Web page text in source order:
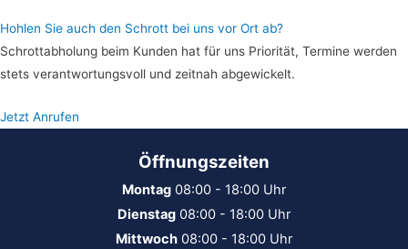
Hohlen Sie auch den Schrott bei uns vor Ort ab?
Schrottabholung beim Kunden hat für uns Priorität, Termine werden
stets verantwortungsvoll und zeitnah abgewickelt.
Jetzt Anrufen
Öffnungszeiten
Montag 08:00 - 18:00 Uhr
Dienstag 08:00 - 18:00 Uhr
Mittwoch 08:00 - 18:00 Uhr